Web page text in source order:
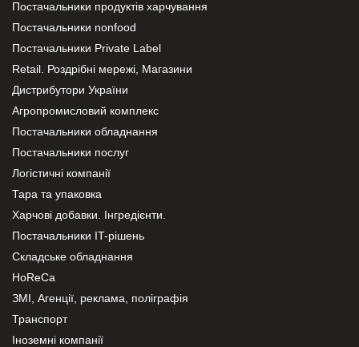
Постачальники продуктів харчування
Постачальники nonfood
Постачальники Private Label
Retail. Роздрібні мережі, Магазини
Дистрибутори України
Агропромисловий комплекс
Постачальники обладнання
Постачальники послуг
Логістичні компанії
Тара та упаковка
Харчові добавки. Інгредієнти.
Постачальники IT-рішень
Складське обладнання
HoReCa
ЗМІ, Агенції, реклама, поліграфія
Транспорт
Іноземні компанії